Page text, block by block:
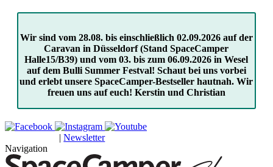
Wir sind vom 28.08. bis einschließlich 02.09.2026 auf der
Caravan in Düsseldorf (Stand SpaceCamper
Halle15/B39) und vom 03. bis zum 06.09.2026 in Wesel
auf dem Bulli Summer Festval! Schaut bei uns vorbei
und erlebt unsere SpaceCamper-Bestseller hautnah. Wir
freuen uns auf euch! Kerstin und Christian
| Newsletter
Navigation